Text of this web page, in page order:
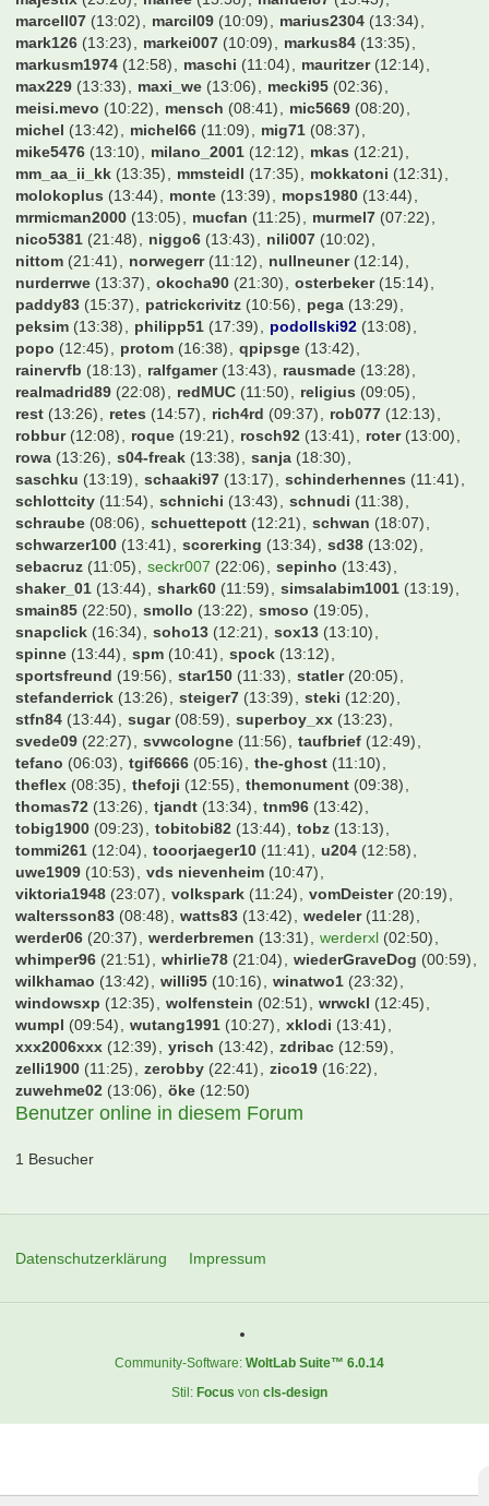
hda(07:46) hendrikhro (12:54) hens(13:44) hermi6
hochhausass(13:32) hocky1896(22:16)
hofmann1982(12:51) holstein86(09:32) hotinho(16:07)
hsvkuh(11:29) huesch100(08:21) hulk85(13:41)
hupfl(13:14) iPat_232(10:44) industriegigant(16:47)
insurer86(13:38) jani224(08:07) jannick1602(13:33)
jason(11:10) jens1893(11:28) jens1981(11:37)
joar(17:02) joelina10(21:24) joness90 (12:22) jovo
jpf(12:58) jsc75(12:38) kaffee(12:31) kaneman(21:27)
khratoy(12:45) kickers(11:01) kickersanhaenger (13:29)
kies(22:35) kinghobel (13:18) kinse(15:20)
kleemarco(12:49) kleisbaer(12:12) klhosse(10:21)
knipser1972(13:36) knoppi(12:17)
krisonfootballtour (13:22) krugi(18:38) kubaheinzi(10:05)
kw87hb(13:25) larsen1909(12:54) latte(23:17) laxi
ledtasso(13:37) liamsuperstar(12:24) likeabird(17:02)
lix83(12:54) liza030(13:30) lucatoni61(09:55)
lucern(14:03) luki94(13:21) maikdubai(12:01)
majestix(23:26) manee(15:58) manuel87(13:43)
marcell07(13:02) marcil09(10:09) marius2304 (13:34)
mark126(13:23) markei007(10:09) markus84(13:35)
markusm1974(12:58) maschi(11:04) mauritzer
max229(13:33) maxi_we(13:06) mecki95(02:36)
meisi.mevo (10:22) mensch (08:41) mic5669 (08:20)
michel(13:42) michel66(11:09) mig71 (08:37)
mike5476(13:10) milano_2001(12:12) mkas(12:21)
mm_aa_ii_kk(13:35) mmsteidl(17:35) mokkatoni(12:31)
molokoplus(13:44) monte (13:39) mops1980(13:44)
mrmicman2000(13:05) mucfan(11:25) murmel7
nico5381(21:48) niggo6(13:43) nili007(10:02)
nittom(21:41) norwegerr(11:12) nullneuner
nurderrwe(13:37) okocha90(21:30) osterbeker(15:14)
paddy83(15:37) patrickcrivitz (10:56) pega (13:29)
peksim(13:38) philipp51(17:39) podollski92(13:08)
popo(12:45) protom(16:38) qpipsge(13:42)
rainervfb (18:13) ralfgamer(13:43) rausmade(13:28)
realmadrid89(22:08) redMUC(11:50) religius(09:05)
rest(13:26) retes(14:57) rich4rd(09:37) rob077
robbur(12:08) roque(19:21) rosch92(13:41) roter
rowa(13:26) s04-freak(13:38) sanja(18:30)
saschku (13:19) schaaki97(13:17) schinderhennes
schlottcity(11:54) schnichi(13:43) schnudi(11:38)
schraube(08:06) schuettepott(12:21) schwan(18:07)
schwarzer100(13:41) scorerking(13:34) sd38(13:02)
sebacruz(11:05) seckr007(22:06) sepinho(13:43)
shaker_01(13:44) shark60(11:59) simsalabim1001(13:19)
smain85(22:50) smollo(13:22) smoso(19:05)
snapclick(16:34) soho13(12:21) sox13(13:10)
spinne (13:44) spm (10:41) spock (13:12)
sportsfreund(19:56) star150(11:33) statler(20:05)
stefanderrick(13:26) steiger7(13:39)
stfn84(13:44) sugar(08:59) superboy_xx
tefano(06:03)
thomas72(13:26) tjandt(13:34) tnm96(13:42)
tommi261(12:04) tooorjaeger10(11:41)
werderbremen
(21:51) whirlie78(21:04) wiederGraveDog
willi95 winatwo1
wumpl(09:54) wutang1991(10:27) xklodi(13:41)
zuwehme02(13:06) öke(12:50)